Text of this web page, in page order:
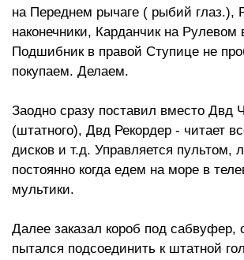
на Переднем рычаге ( рыбий глаз.),
наконечники, Карданчик на Рулевом
Подшибник в правой Ступице не
покупаем. Делаем.
Заодно сразу поставил вместо Двд
(штатного), Двд Рекордер - читает
дисков и т.д. Управляется пультом,
постоянно когда едем на море в
мультики.
Далее заказал короб под сабвуфер,
пытался подсоединить к штатной